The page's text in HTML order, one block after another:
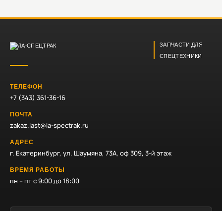
ЗАПЧАСТИ ДЛЯ
СПЕЦТЕХНИКИ
ТЕЛЕФОН
+7 (343) 361-36-16
ПОЧТА
zakaz.last@la-spectrak.ru
АДРЕС
г. Екатеринбург, ул. Шаумяна, 73А, оф 309, 3-й этаж
ВРЕМЯ РАБОТЫ
пн – пт с 9:00 до 18:00